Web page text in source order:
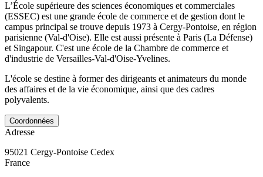
L’École supérieure des sciences économiques et commerciales
(ESSEC) est une grande école de commerce et de gestion dont le
campus principal se trouve depuis 1973 à Cergy-Pontoise, en région
parisienne (Val-d'Oise). Elle est aussi présente à Paris (La Défense)
et Singapour. C'est une école de la Chambre de commerce et
d'industrie de Versailles-Val-d'Oise-Yvelines.
L'école se destine à former des dirigeants et animateurs du monde
des affaires et de la vie économique, ainsi que des cadres
polyvalents.
Coordonnées
Adresse
95021 Cergy-Pontoise Cedex
France